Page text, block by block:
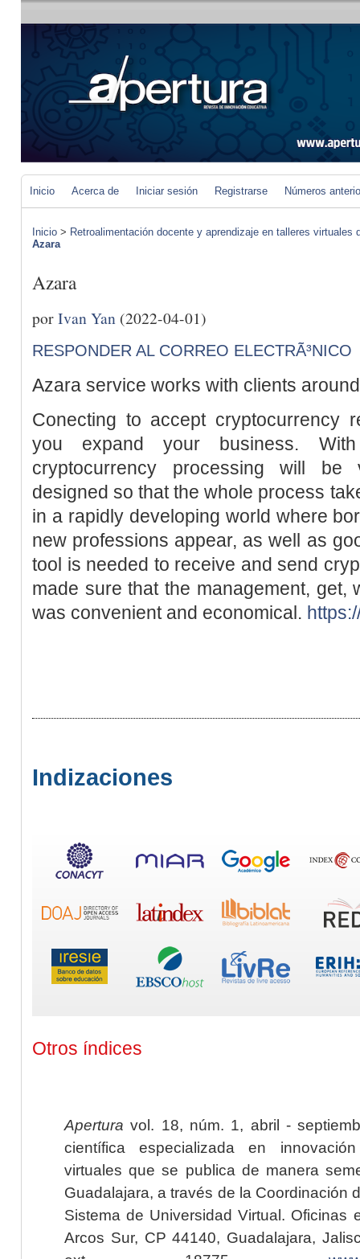
Inicio Acerca de Iniciar sesión Registrarse Números
Inicio > Retroalimentación docente y aprendizaje en talleres virtuales
Azara
Azara
porIvan Yan (2022-04-01)
RESPONDER AL CORREO ELECTRÃ³NICO
Azara service works with clients
Сonecting to accept cryptocurrency
you expand your business.
cryptocurrency processing will
designed so that the whole process
in a rapidly developing world where
new professions appear, as well as
tool is needed to receive and send
made sure that the management, get,
was convenient and economical.
Indizaciones
Otros índices
Apertura vol. 18, núm. 1, abril -
científica especializada en
virtuales que se publica de manera
Guadalajara, a través de la Coordinación
Sistema de Universidad Virtual. Oficinas
Arcos Sur, CP 44140, Guadalajara,